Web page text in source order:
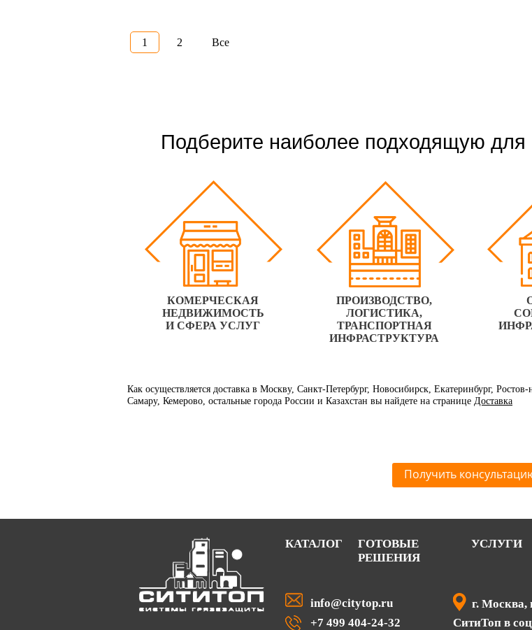
1 2 Все
Подберите наиболее подходящую для
КОМЕРЧЕСКАЯ
НЕДВИЖИМОСТЬ
И СФЕРА УСЛУГ
ПРОИЗВОДСТВО,
ЛОГИСТИКА,
ТРАНСПОРТНАЯ
ИНФРАСТРУКТУРА
Как осуществляется доставка в Москву, Санкт-Петербург, Новосибирск, Екатеринбург,
Самару, Кемерово, остальные города России и Казахстан вы найдете на странице Доставка
Получить
КАТАЛОГ
ГОТОВЫЕ
РЕШЕНИЯ
УСЛУГИ
info@citytop.ru
+7 499 404-24-32
г. Москва,
СитиТоп в